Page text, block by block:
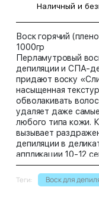
Теги: Воск для
Наличный и
Воск горячий
1000гр
Перламутровый
депиляции и СПА-
придают воску
насыщенная
обволакивать
удаляет даже
любого типа кожи.
вызывает
депиляции в
аппликации 10-12